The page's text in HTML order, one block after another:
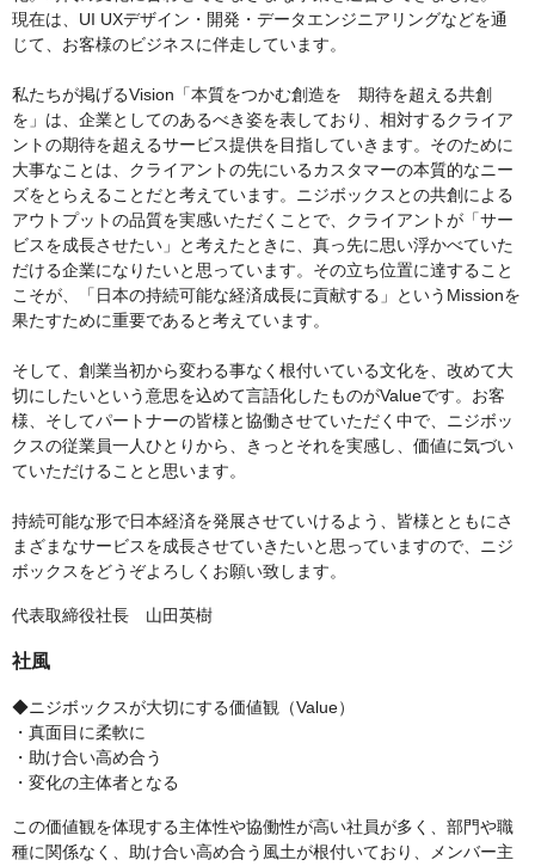
現在は、UI UXデザイン・開発・データエンジニアリングなどを通
じて、お客様のビジネスに伴走しています。
私たちが掲げるVision「本質をつかむ創造を 期待を超える共創
を」は、企業としてのあるべき姿を表しており、相対するクライア
ントの期待を超えるサービス提供を目指していきます。そのために
大事なことは、クライアントの先にいるカスタマーの本質的なニー
ズをとらえることだと考えています。ニジボックスとの共創による
アウトプットの品質を実感いただくことで、クライアントが「サー
ビスを成長させたい」と考えたときに、真っ先に思い浮かべていた
だける企業になりたいと思っています。その立ち位置に達すること
こそが、「日本の持続可能な経済成長に貢献する」というMissionを
果たすために重要であると考えています。
そして、創業当初から変わる事なく根付いている文化を、改めて大
切にしたいという意思を込めて言語化したものがValueです。お客
様、そしてパートナーの皆様と協働させていただく中で、ニジボッ
クスの従業員一人ひとりから、きっとそれを実感し、価値に気づい
ていただけることと思います。
持続可能な形で日本経済を発展させていけるよう、皆様とともにさ
まざまなサービスを成長させていきたいと思っていますので、ニジ
ボックスをどうぞよろしくお願い致します。
代表取締役社長 山田英樹
社風
◆ニジボックスが大切にする価値観（Value）
・真面目に柔軟に
・助け合い高め合う
・変化の主体者となる
この価値観を体現する主体性や協働性が高い社員が多く、部門や職
種に関係なく、助け合い高め合う風土が根付いており、メンバー主